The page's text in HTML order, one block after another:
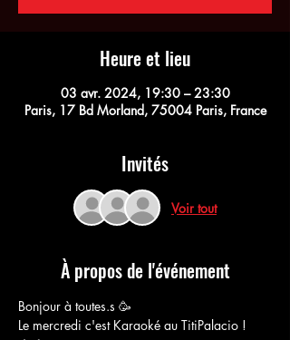
Heure et lieu
03 avr. 2024, 19:30 – 23:30
Paris, 17 Bd Morland, 75004 Paris, France
Invités
Voir tout
À propos de l'événement
Bonjour à toutes.s 🥳
Le mercredi c'est Karaoké au TitiPalacio !